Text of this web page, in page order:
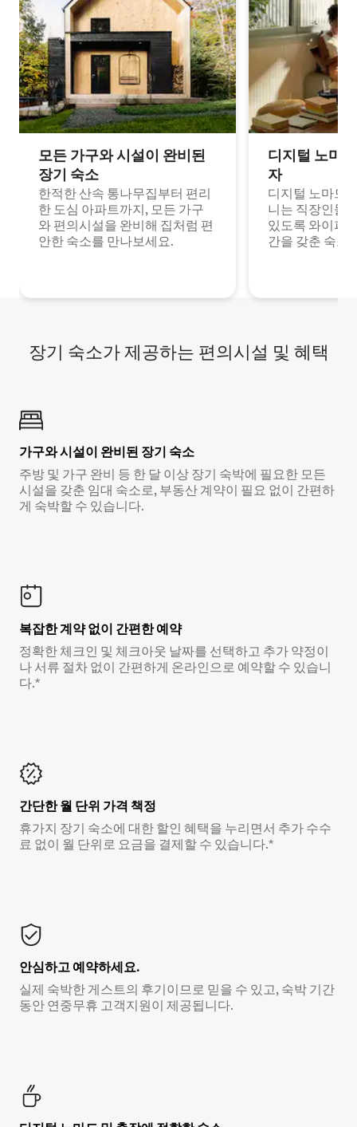
모든 가구와 시설이 완비된
장기 숙소
한적한 산속 통나무집부터 편리
한 도심 아파트까지, 모든 가구
와 편의시설을 완비해 집처럼 편
안한 숙소를 만나보세요.
디지털 노마
자
디지털 노마드
니는 직장인들
있도록 와이파
간을 갖춘 숙소
장기 숙소가 제공하는 편의시설 및 혜택
가구와 시설이 완비된 장기 숙소
주방 및 가구 완비 등 한 달 이상 장기 숙박에 필요한 모든
시설을 갖춘 임대 숙소로, 부동산 계약이 필요 없이 간편하
게 숙박할 수 있습니다.
복잡한 계약 없이 간편한 예약
정확한 체크인 및 체크아웃 날짜를 선택하고 추가 약정이
나 서류 절차 없이 간편하게 온라인으로 예약할 수 있습니
다.*
간단한 월 단위 가격 책정
휴가지 장기 숙소에 대한 할인 혜택을 누리면서 추가 수수
료 없이 월 단위로 요금을 결제할 수 있습니다.*
안심하고 예약하세요.
실제 숙박한 게스트의 후기이므로 믿을 수 있고, 숙박 기간
동안 연중무휴 고객지원이 제공됩니다.